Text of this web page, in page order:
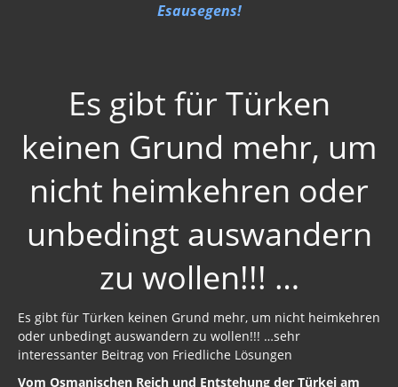
Der globale Prädiktor
Rom und Jerusalem
Satanischer Kalender
Geschichte 2020
Jason Mason
Esausegens!
Es gibt für Türken
keinen Grund mehr, um
nicht heimkehren oder
unbedingt auswandern
zu wollen!!! …
Es gibt für Türken keinen Grund mehr, um nicht heimkehren
oder unbedingt auswandern zu wollen!!! …sehr
interessanter Beitrag von Friedliche Lösungen
Vom Osmanischen Reich und Entstehung der Türkei am